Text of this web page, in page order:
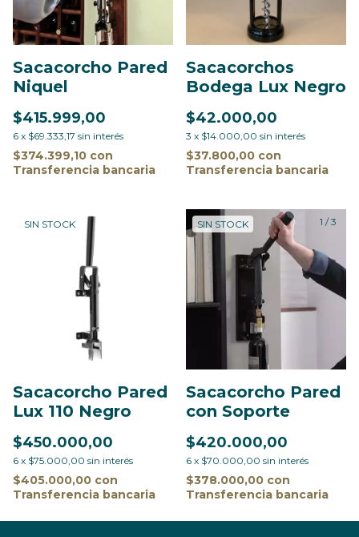
Sacacorcho Pared
Niquel
$415.999,00
6 x $69.333,17 sin interés
$374.399,10 con
Transferencia bancaria
Sacacorchos
Bodega Lux Negro
$42.000,00
3 x $14.000,00 sin interés
$37.800,00 con
Transferencia bancaria
SIN STOCK
Sacacorcho Pared
Lux 110 Negro
$450.000,00
6 x $75.000,00 sin interés
$405.000,00 con
Transferencia bancaria
1 /3
SIN STOCK
Sacacorcho Pared
con Soporte
$420.000,00
6 x $70.000,00 sin interés
$378.000,00 con
Transferencia bancaria